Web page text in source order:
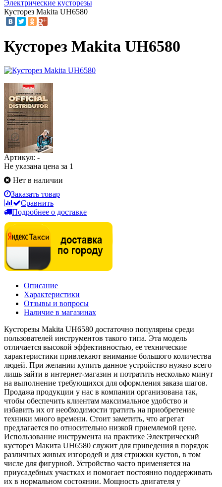
Электрические кусторезы
Кусторез Makita UH6580
Кусторез Makita UH6580
Артикул: -
Не указана цена за 1
Нет в наличии
Заказать товар
Сравнить
Подробнее о доставке
Описание
Характеристики
Отзывы и вопросы
Наличие в магазинах
Кусторезы Makita UH6580 достаточно популярны среди
пользователей инструментов такого типа. Эта модель
отличается высокой эффективностью, ее технические
характеристики привлекают внимание большого количества
людей. При желании купить данное устройство нужно всего
лишь зайти в интернет-магазин и потратить несколько минут
на выполнение требующихся для оформления заказа шагов.
Продажа продукции у нас в компании организована так,
чтобы обеспечить клиентам максимальное удобство и
избавить их от необходимости тратить на приобретение
техники много времени. Стоит заметить, что агрегат
предлагается по относительно низкой приемлемой цене.
Использование инструмента на практике Электрический
кусторез Макита UH6580 служит для приведения в порядок
различных живых изгородей и для стрижки кустов, в том
числе для фигурной. Устройство часто применяется на
приусадебных участках и помогает постоянно поддерживать
их в нормальном состоянии. Мощность двигателя у